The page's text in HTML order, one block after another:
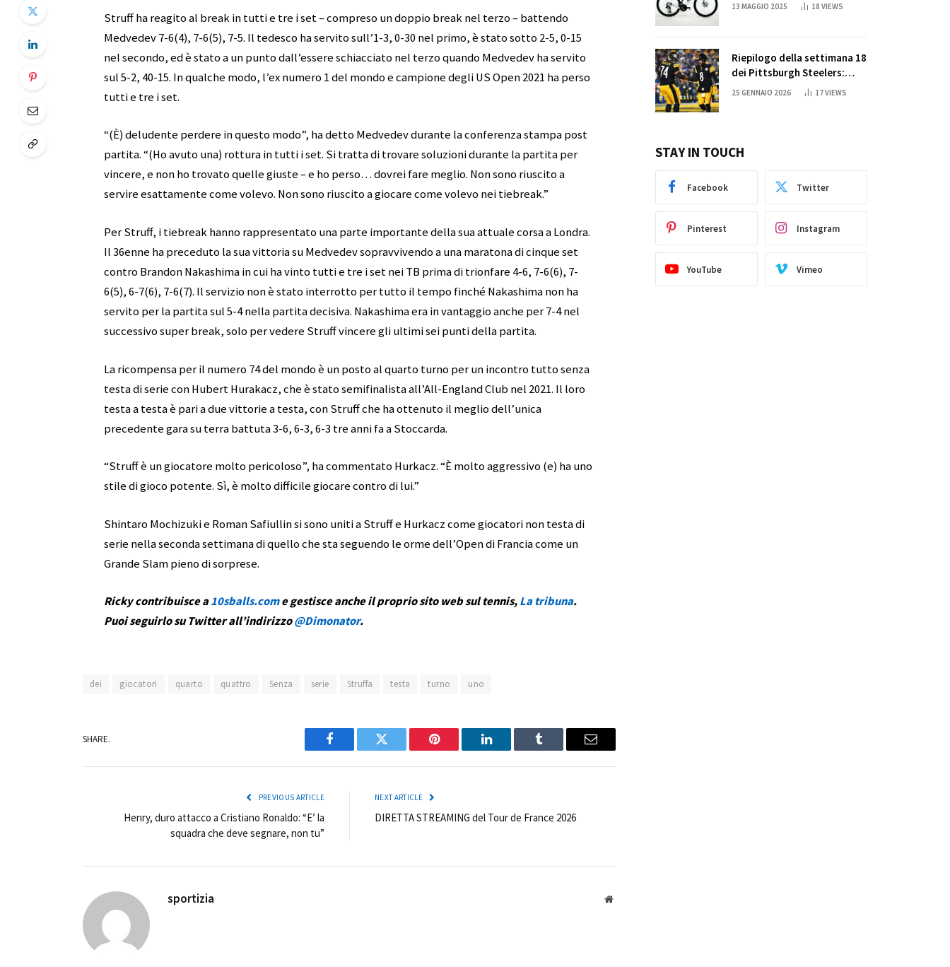
Struff ha reagito al break in tutti e tre i set – compreso un doppio break nel terzo – battendo
Medvedev 7-6(4), 7-6(5), 7-5. Il tedesco ha servito sull’1-3, 0-30 nel primo, è stato sotto 2-5, 0-15
nel secondo, ed è stato a un punto dall’essere schiacciato nel terzo quando Medvedev ha servito
sul 5-2, 40-15. In qualche modo, l’ex numero 1 del mondo e campione degli US Open 2021 ha perso
tutti e tre i set.
“(È) deludente perdere in questo modo”, ha detto Medvedev durante la conferenza stampa post
partita. “(Ho avuto una) rottura in tutti i set. Si tratta di trovare soluzioni durante la partita per
vincere, e non ho trovato quelle giuste – e ho perso… dovrei fare meglio. Non sono riuscito a
servire esattamente come volevo. Non sono riuscito a giocare come volevo nei tiebreak.”
Per Struff, i tiebreak hanno rappresentato una parte importante della sua attuale corsa a Londra.
Il 36enne ha preceduto la sua vittoria su Medvedev sopravvivendo a una maratona di cinque set
contro Brandon Nakashima in cui ha vinto tutti e tre i set nei TB prima di trionfare 4-6, 7-6(6), 7-
6(5), 6-7(6), 7-6(7). Il servizio non è stato interrotto per tutto il tempo finché Nakashima non ha
servito per la partita sul 5-4 nella partita decisiva. Nakashima era in vantaggio anche per 7-4 nel
successivo super break, solo per vedere Struff vincere gli ultimi sei punti della partita.
La ricompensa per il numero 74 del mondo è un posto al quarto turno per un incontro tutto senza
testa di serie con Hubert Hurakacz, che è stato semifinalista all’All-England Club nel 2021. Il loro
testa a testa è pari a due vittorie a testa, con Struff che ha ottenuto il meglio dell’unica
precedente gara su terra battuta 3-6, 6-3, 6-3 tre anni fa a Stoccarda.
“Struff è un giocatore molto pericoloso”, ha commentato Hurkacz. “È molto aggressivo (e) ha uno
stile di gioco potente. Sì, è molto difficile giocare contro di lui.”
Shintaro Mochizuki e Roman Safiullin si sono uniti a Struff e Hurkacz come giocatori non testa di
serie nella seconda settimana di quello che sta seguendo le orme dell’Open di Francia come un
Grande Slam pieno di sorprese.
Ricky contribuisce a 10sballs.come gestisce anche il proprio sito web sul tennis,La tribuna.
Puoi seguirlo su Twitter all’indirizzo@Dimonator.
dei giocatori quarto quattro Senza serie Struffa testa turno uno
SHARE.
Facebook Twitter Pinterest LinkedIn Tumblr Email
PREVIOUS ARTICLE
Henry, duro attacco a Cristiano Ronaldo: “E’ la
squadra che deve segnare, non tu”
NEXT ARTICLE
DIRETTA STREAMING del Tour de France 2026
sportizia Website
13 MAGGIO 2025 18 VIEWS
Riepilogo della settimana 18
dei Pittsburgh Steelers:
credi nei miracoli?
25 GENNAIO 2026 17VIEWS
STAY IN TOUCH
Facebook Twitter
Pinterest Instagram
YouTube Vimeo